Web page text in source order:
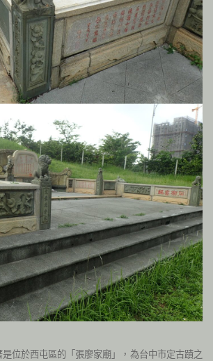
位於西屯區的「張廖家廟」，為台中市定古蹟之